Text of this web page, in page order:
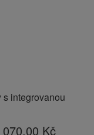
integrovanou
070,00 Kč